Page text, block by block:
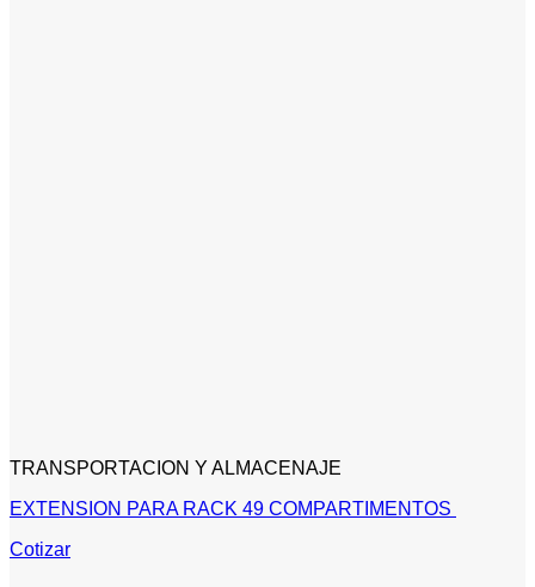
TRANSPORTACION Y ALMACENAJE
EXTENSION PARA RACK 49 COMPARTIMENTOS
Cotizar